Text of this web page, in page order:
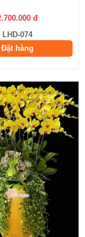
đ
LHD-074
Đặt hàng